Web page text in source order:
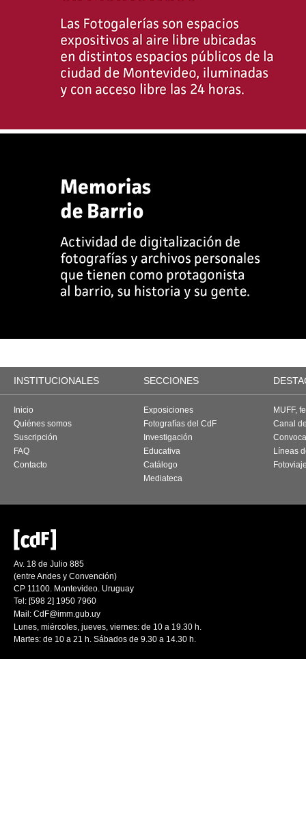
INSTITUCIONALES SECCIONES
Inicio
Quiénes somos
Suscripción
FAQ
Contacto
Exposiciones
Fotografías del CdF
Investigación
Educativa
Catálogo
Mediateca
MUFF,
Canal
Líneas
Av. 18 de Julio 885
(entre Andes y Convención)
CP 11100. Montevideo. Uruguay
Tel: [598 2] 1950 7960
Mail: CdF@imm.gub.uy
Lunes, miércoles, jueves, viernes: de 10 a 19.30 h.
Martes: de 10 a 21 h. Sábados de 9.30 a 14.30 h.